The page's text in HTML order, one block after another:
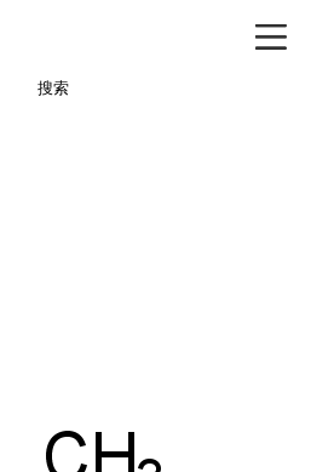
搜索